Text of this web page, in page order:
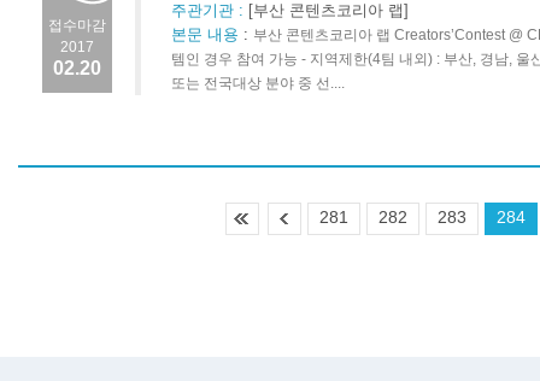
접수마감
2017
02.20
주관기관 : [부산 콘텐츠코리아 랩]
본문 내용 : 부산 콘텐츠코리아 랩 Creators’Contest @
템인 경우 참여 가능 - 지역제한(4팀 내외) : 부산, 경남,
또는 전국대상 분야 중 선....
281 282 283 284